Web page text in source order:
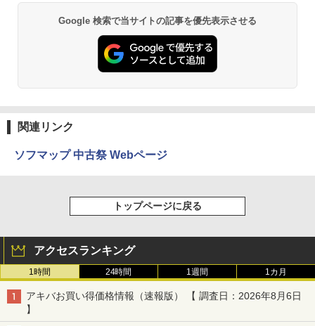
Google 検索で当サイトの記事を優先表示させる
関連リンク
ソフマップ 中古祭 Webページ
トップページに戻る
アクセスランキング
1時間 24時間 1週間 1カ月
アキバお買い得価格情報（速報版） 【 調査日：2026年8月6日
】